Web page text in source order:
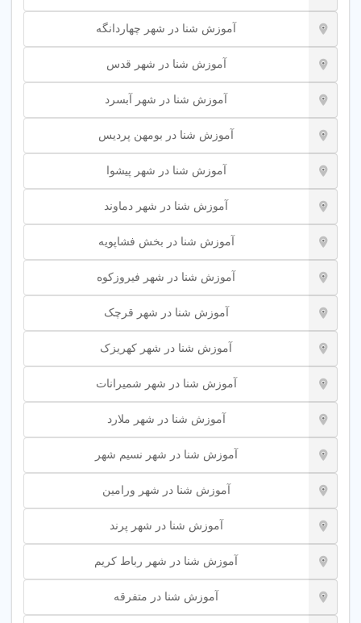
آموزش شنا در شهر چهاردانگه
آموزش شنا در شهر قدس
آموزش شنا در شهر آبسرد
آموزش شنا در بومهن پردیس
آموزش شنا در شهر پیشوا
آموزش شنا در شهر دماوند
آموزش شنا در بخش فشاپویه
آموزش شنا در شهر فیروزکوه
آموزش شنا در شهر قرچک
آموزش شنا در شهر کهریزک
آموزش شنا در شهر شمیرانات
آموزش شنا در شهر ملارد
آموزش شنا در شهر نسیم شهر
آموزش شنا در شهر ورامین
آموزش شنا در شهر پرند
آموزش شنا در شهر رباط کریم
آموزش شنا در متفرقه